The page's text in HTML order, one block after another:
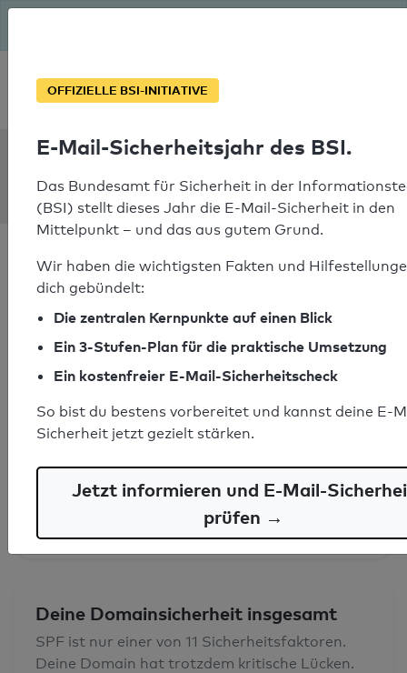
Soforthilfe bei Notfällen
sugarbabies.gr
SPF-Check bestanden
Ihr SPF-Record Prüfergebnis
SPF-Record gefunden
Syntaxprüfung: 0 Fehler
Deine Domainsicherheit insgesamt
SPF ist nur einer von 11 Sicherheitsfaktoren.
Deine Domain hat trotzdem kritische Lücken.
OFFIZIELLE BSI-INITIATIVE
E-Mail-Sicherheitsjahr des BSI.
Das Bundesamt für Sicherheit in der
(BSI) stellt dieses Jahr die E-Mail-Sicherheit in den
Mittelpunkt – und das aus gutem Grund.
Wir haben die wichtigsten Fakten und
dich gebündelt:
Die zentralen Kernpunkte auf einen Blick
Ein 3-Stufen-Plan für die praktische Umsetzung
Ein kostenfreier E-Mail-Sicherheitscheck
So bist du bestens vorbereitet und kannst deine E-
Sicherheit jetzt gezielt stärken.
Jetzt informieren und E-Mail-
prüfen →